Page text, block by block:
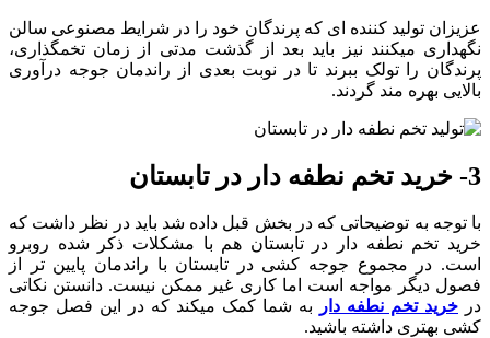
عزیزان تولید کننده ای که پرندگان خود را در شرایط مصنوعی سالن
نگهداری میکنند نیز باید بعد از گذشت مدتی از زمان تخمگذاری،
پرندگان را تولک ببرند تا در نوبت بعدی از راندمان جوجه درآوری
بالایی بهره مند گردند.
3- خرید تخم نطفه دار در تابستان
با توجه به توضیحاتی که در بخش قبل داده شد باید در نظر داشت که
خرید تخم نطفه دار در تابستان هم با مشکلات ذکر شده روبرو
است. در مجموع جوجه کشی در تابستان با راندمان پایین تر از
فصول دیگر مواجه است اما کاری غیر ممکن نیست. دانستن نکاتی
در خرید تخم نطفه دار
به شما کمک میکند که در این فصل جوجه
کشی بهتری داشته باشید.